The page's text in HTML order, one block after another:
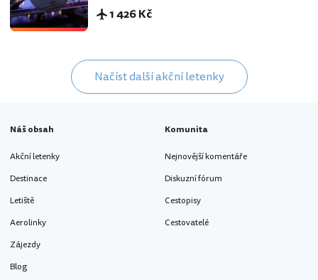
1 426 Kč
Načíst další akční letenky
Náš obsah
Akční letenky
Destinace
Letiště
Aerolinky
Zájezdy
Blog
Komunita
Nejnovější komentáře
Diskuzní fórum
Cestopisy
Cestovatelé